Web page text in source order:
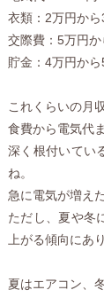
衣類：2万円から
交際費：5万円
貯金：4万円から
これくらいの月
食費から電気代
深く根付いてい
ね。
急に電気が増え
ただし、夏や冬
上がる傾向にあ
夏はエアコン、